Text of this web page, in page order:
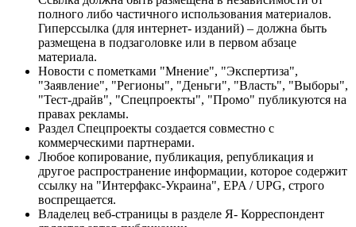
полного либо частичного использования материалов.
Гиперссылка (для интернет- изданий) – должна быть
размещена в подзаголовке или в первом абзаце
материала.
Новости с пометками "Мнение", "Экспертиза",
"Заявление", "Регионы", "Деньги", "Власть", "Выборы",
"Тест-драйв", "Спецпроекты", "Промо" публикуются на
правах рекламы.
Раздел Спецпроекты создается совместно с
коммерческими партнерами.
Любое копирование, публикация, републикация и
другое распространение информации, которое содержит
ссылку на "Интерфакс-Украина", EPA / UPG, строго
воспрещается.
Владелец веб-страницы в разделе Я- Корреспондент